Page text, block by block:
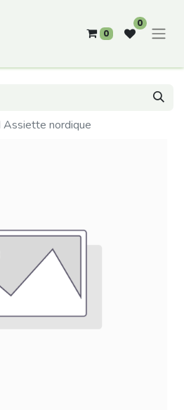
0
0
Assiette nordique